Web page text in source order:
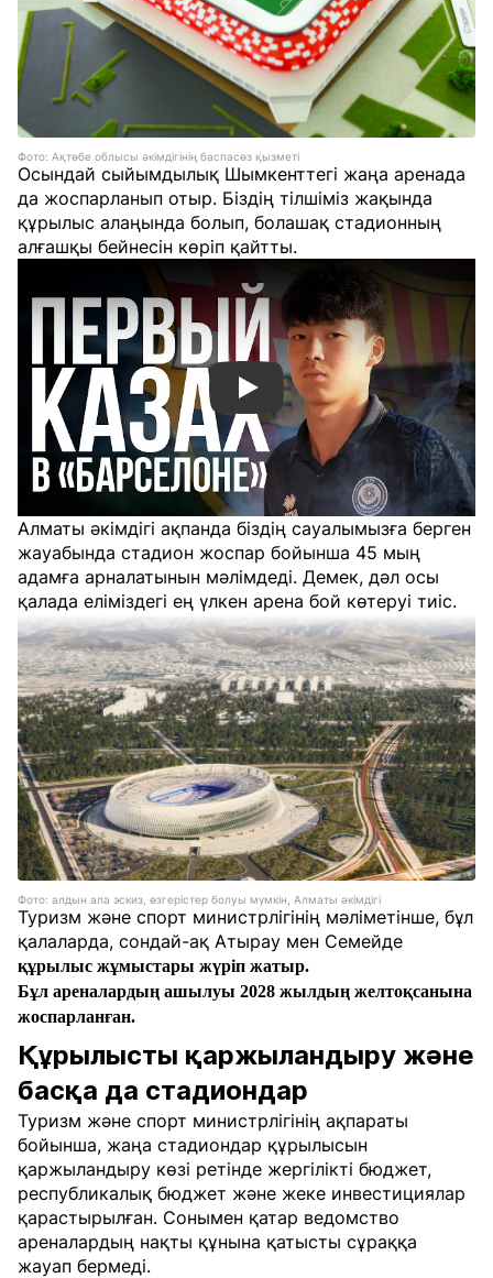
Фото: Ақтөбе облысы әкімдігінің баспасөз қызметі
Осындай сыйымдылық Шымкенттегі жаңа аренада
да жоспарланып отыр. Біздің тілшіміз жақында
құрылыс алаңында болып, болашақ стадионның
алғашқы бейнесін көріп қайтты.
Смотреть видео YouTube
Алматы әкімдігі ақпанда біздің сауалымызға берген
жауабында стадион жоспар бойынша 45 мың
адамға арналатынын мәлімдеді. Демек, дәл осы
қалада еліміздегі ең үлкен арена бой көтеруі тиіс.
Фото: алдын ала эскиз, өзгерістер болуы мүмкін, Алматы әкімдігі
Туризм және спорт министрлігінің мәліметінше, бұл
қалаларда, сондай-ақ Атырау мен Семейде
құрылыс жұмыстары жүріп жатыр.
Бұл ареналардың ашылуы 2028 жылдың желтоқсанына
жоспарланған.
Құрылысты қаржыландыру және
басқа да стадиондар
Туризм және спорт министрлігінің ақпараты
бойынша, жаңа стадиондар құрылысын
қаржыландыру көзі ретінде жергілікті бюджет,
республикалық бюджет және жеке инвестициялар
қарастырылған. Сонымен қатар ведомство
ареналардың нақты құнына қатысты сұраққа
жауап бермеді.